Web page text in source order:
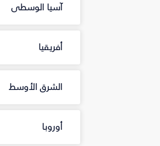
آسيا الوسطى
أفريقيا
الشرق الأوسط
أوروبا